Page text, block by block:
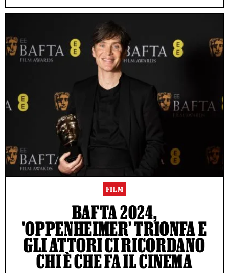
FILM
BAFTA 2024,
'OPPENHEIMER' TRIONFA E
GLI ATTORI CI RICORDANO
CHI È CHE FA IL CINEMA